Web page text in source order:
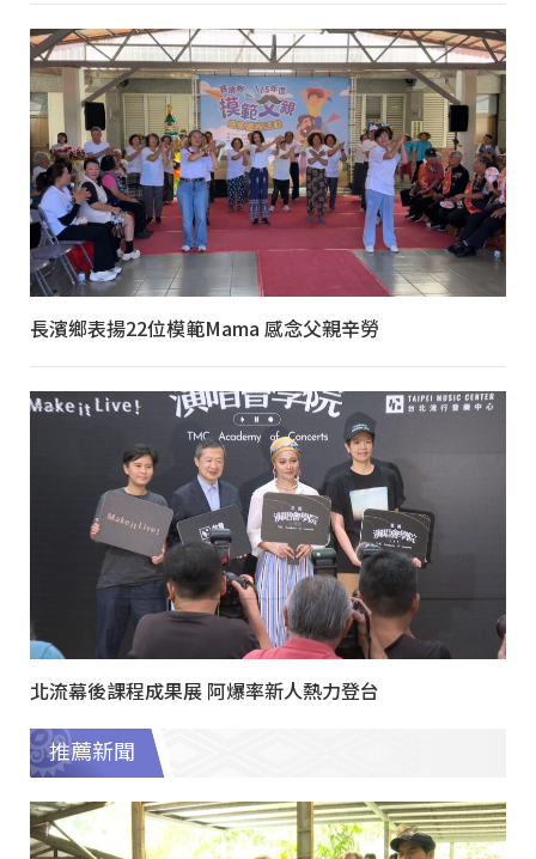
長濱鄉表揚22位模範Mama 感念父親辛勞
北流幕後課程成果展 阿爆率新人熱力登台
推薦新聞